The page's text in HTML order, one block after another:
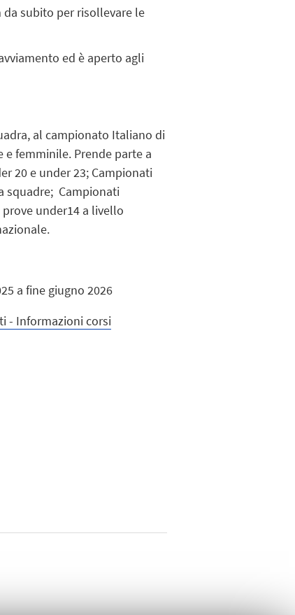
da subito per risollevare le
ed è aperto agli
al campionato Italiano di
e femminile. Prende parte a
20 e under 23; Campionati
squadre; Campionati
under14 a livello
a fine giugno 2026
- Informazioni corsi